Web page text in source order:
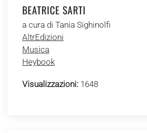
BEATRICE SARTI
a cura di Tania Sighinolfi
AltrEdizioni
Musica
Heybook
Visualizzazioni: 1648